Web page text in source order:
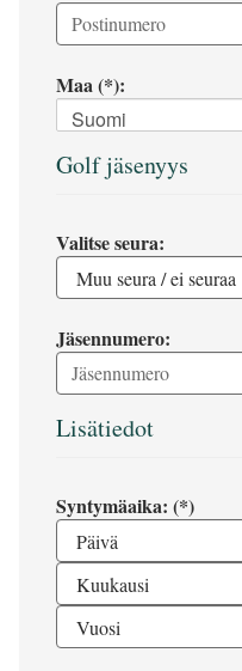
Maa (*):
Suomi
Golf jäsenyys
Valitse seura:
Jäsennumero:
Lisätiedot
Syntymäaika: (*)